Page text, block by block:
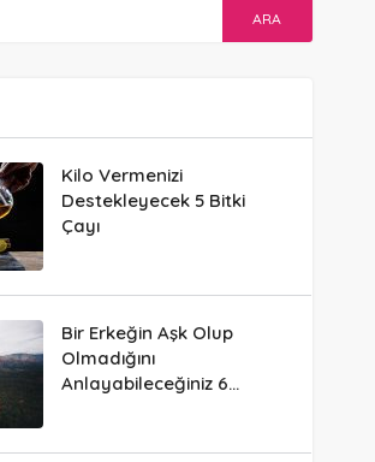
Kilo Vermenizi
Destekleyecek 5 Bitki
Çayı
Bir Erkeğin Aşk Olup
Olmadığını
Anlayabileceğiniz 6